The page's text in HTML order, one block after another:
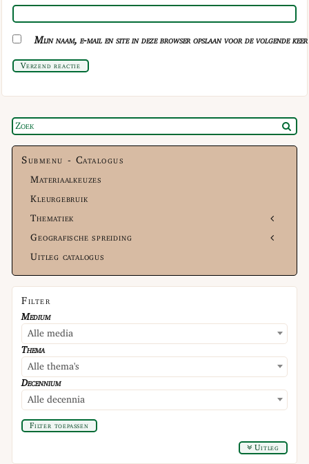
Mijn naam, e-mail en site in deze browser opslaan voor de volgende
Verzend reactie
Submenu - Catalogus
Materiaalkeuzes
Kleurgebruik
Thematiek
Geografische spreiding
Uitleg catalogus
Filter
Medium
Alle media
Thema
Alle thema's
Decennium
Alle decennia
Filter toepassen
Uitleg